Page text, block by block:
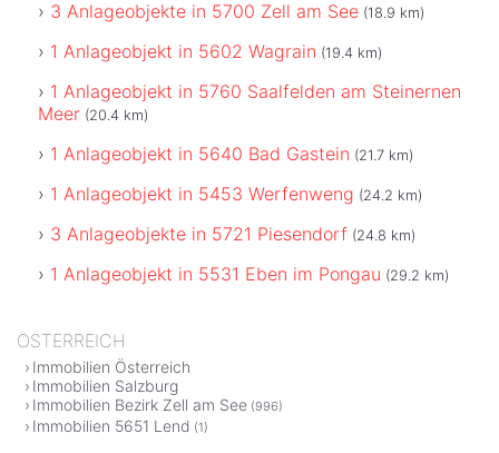
3 Anlageobjekte in 5700 Zell am See (18.9 km)
1 Anlageobjekt in 5602 Wagrain (19.4 km)
1 Anlageobjekt in 5760 Saalfelden am Steinernen
Meer (20.4 km)
1 Anlageobjekt in 5640 Bad Gastein (21.7 km)
1 Anlageobjekt in 5453 Werfenweng (24.2 km)
3 Anlageobjekte in 5721 Piesendorf (24.8 km)
1 Anlageobjekt in 5531 Eben im Pongau (29.2 km)
ÖSTERREICH
Immobilien Österreich
Immobilien Salzburg
Immobilien Bezirk Zell am See (996)
Immobilien 5651 Lend (1)